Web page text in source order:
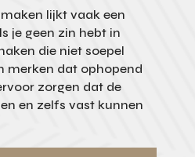
lijkt vaak een
je geen zin hebt in
die niet soepel
merken dat ophopend
zorgen dat de
en zelfs vast kunnen